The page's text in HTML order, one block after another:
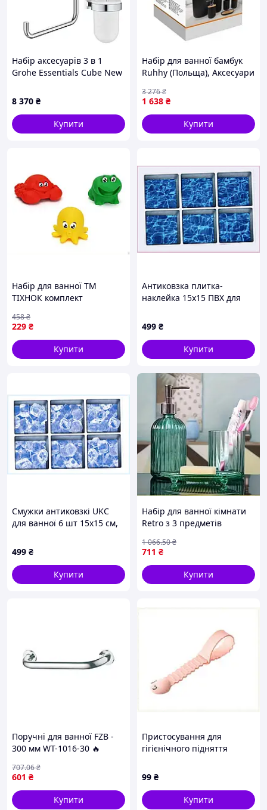
Набір аксесуарів 3 в 1
Grohe Essentials Cube New
8 370 ₴
Купити
Набір для ванної бамбук
Ruhhy (Польща), Аксесуари
Пластикові набори дл
Доставка по Україні
1 638 ₴
3 276₴
Купити
Набір для ванної ТМ
ТІХНОК комплект
комфорту у ванній кімнаті
229 ₴
458₴
Купити
Антиковзка плитка-
наклейка 15х15 ПВХ для
499 ₴
Купити
Смужки антиковзкі UKC
для ванної 6 шт 15х15 см,
499 ₴
Купити
Набір для ванної кімнати
Retro з 3 предметів
стилю в інтер'єрі FLAME
711 ₴
1 066.50₴
Купити
Поручні для ванної FZB -
300 мм WT-1016-30 🔥
601 ₴
707.06₴
Купити
Пристосування для
гігієнічного підняття
99 ₴
Купити